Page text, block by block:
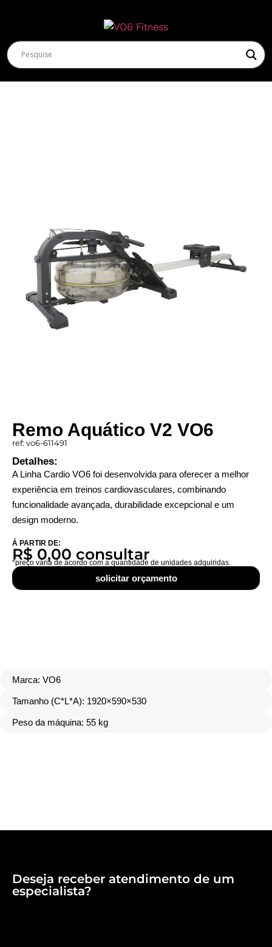
Remo Aquático V2 VO6
ref: vo6-611491
Detalhes:
A Linha Cardio VO6 foi desenvolvida para oferecer a melhor
experiência em treinos cardiovasculares, combinando
funcionalidade avançada, durabilidade excepcional e um
design moderno.
Á PARTIR DE:
R$ 0,00 consultar
*preço vária de acordo com a quantidade de unidades adquiridas.
solicitar orçamento
Marca: VO6
Tamanho (C*L*A): 1920×590×530
Peso da máquina: 55 kg
Deseja receber atendimento de um
especialista?